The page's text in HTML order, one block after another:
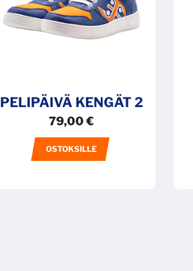
PELIPÄIVÄ KENGÄT 2
79,00 €
OSTOKSILLE